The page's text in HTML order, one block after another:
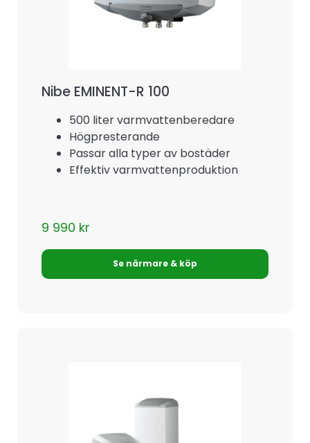
Nibe EMINENT-R 100
500 liter varmvattenberedare
Högpresterande
Passar alla typer av bostäder
Effektiv varmvattenproduktion
9 990 kr
Se närmare & köp